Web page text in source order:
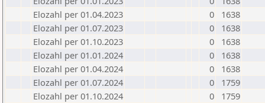
Elozahl per 01.04.2023
0
1638
Elozahl per 01.07.2023
0
1638
Elozahl per 01.10.2023
0
1638
Elozahl per 01.01.2024
0
1638
Elozahl per 01.04.2024
0
1638
Elozahl per 01.07.2024
0
1759
Elozahl per 01.10.2024
0
1759